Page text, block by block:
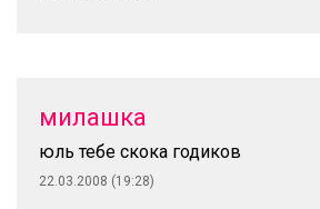
милашка
юль тебе скока годиков
22.03.2008 (19:28)